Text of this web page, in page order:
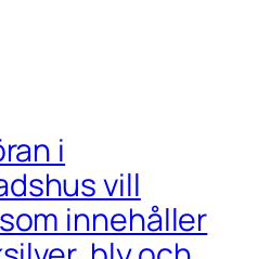
i
vill
innehåller